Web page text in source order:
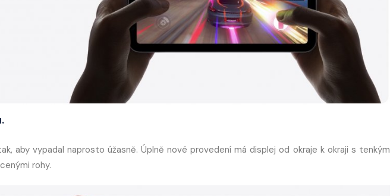
aby vypadal naprosto úžasně. Úplně nové provedení má displej od okraje k okraji s tenkým
rohy.